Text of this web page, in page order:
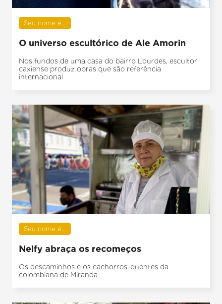
Seu nome é...
O universo escultórico de Ale Amorin
Nos fundos de uma casa do bairro Lourdes, escultor
caxiense produz obras que são referência
internacional
Seu nome é...
Nelfy abraça os recomeços
Os descaminhos e os cachorros-quentes da
colombiana de Miranda